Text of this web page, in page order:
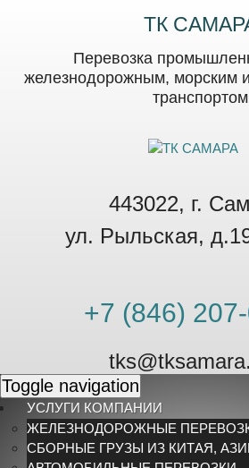
ТК
Перевозка
железнодорожным, морским
транспортом
443022, г.
ул. Рыльская,
+7 (846)
Toggle navigation
УСЛУГИ КОМПАНИИ
ЖЕЛЕЗНОДОРОЖНЫЕ
СБОРНЫЕ ГРУЗЫ ИЗ КИТАЯ,